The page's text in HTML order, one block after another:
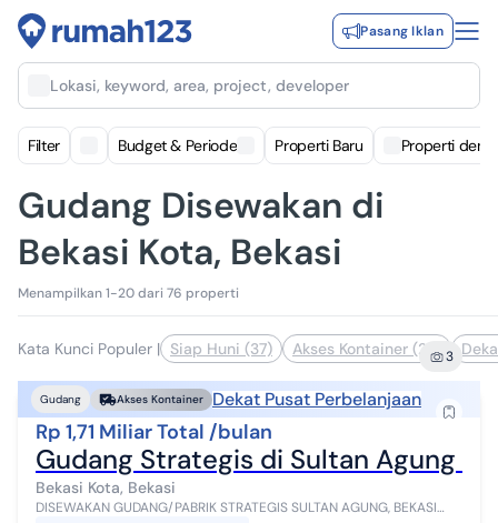
Pasang Iklan
Lokasi, keyword, area, project, developer
Filter Budget & Periode Properti Baru Properti
Gudang Disewakan di
Bekasi Kota, Bekasi
Menampilkan 1-20 dari 76 properti
Kata Kunci Populer | Siap Huni (37) Akses Kontainer (28) 3
Gudang Akses Kontainer Dekat Pusat Perbelanjaan
Rp 1,71 Miliar Total /bulan
Gudang Strategis di Sultan Agung
Bekasi Kota, Bekasi
DISEWAKAN GUDANG/PABRIK STRATEGIS SULTAN AGUNG, BEKASI